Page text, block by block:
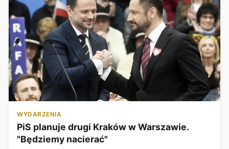
WYDARZENIA
PiS planuje drugi Kraków w Warszawie.
"Będziemy nacierać"